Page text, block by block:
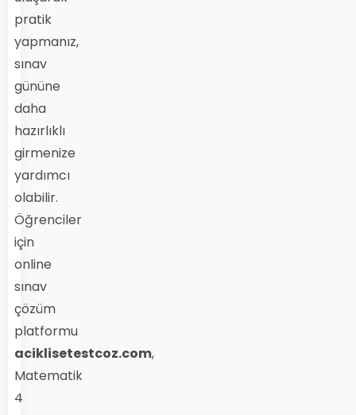
pratik
yapmanız,
sınav
gününe
daha
hazırlıklı
girmenize
yardımcı
olabilir.
Öğrenciler
için
online
sınav
çözüm
platformu
aciklisetestcoz.com,
Matematik
4